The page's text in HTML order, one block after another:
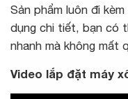
Sản phẩm luôn đi
dụng chi tiết, bạn có
nhanh mà không mất
Video lắp đặt máy